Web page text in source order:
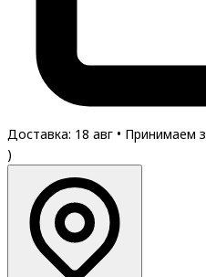
Доставка: 18 авг • Принимаем
)